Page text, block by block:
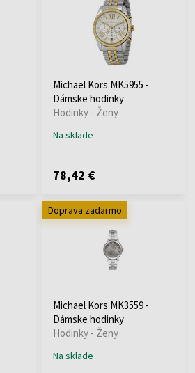
Michael Kors MK5955 -
Dámske hodinky
Hodinky - Ženy
Na sklade
78,42 €
Doprava zadarmo
Michael Kors MK3559 -
Dámske hodinky
Hodinky - Ženy
Na sklade